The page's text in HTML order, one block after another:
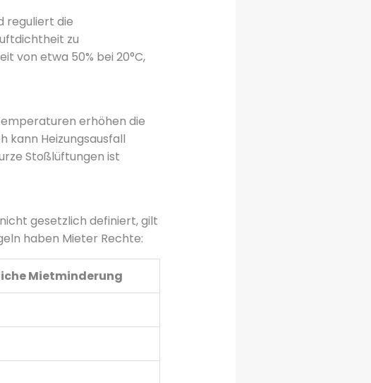
reguliert die
zu
von etwa 50% bei 20°C,
erhöhen die
kann Heizungsausfall
Stoßlüftungen ist
gesetzlich definiert, gilt
haben Mieter Rechte:
Mietminderung